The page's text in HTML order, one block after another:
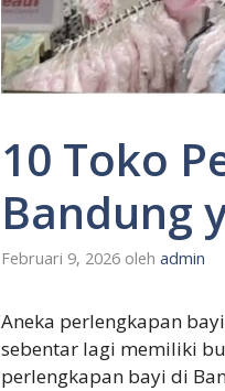
10 Toko
Bandung
Februari 9, 2026 oleh admin
Aneka perlengkapan
sebentar lagi memiliki
perlengkapan bayi di